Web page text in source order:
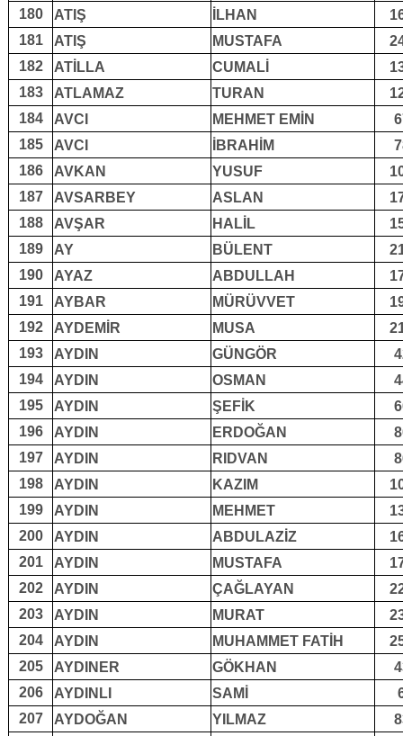
180
ATIŞ İLHAN
181
ATIŞ MUSTAFA
182
ATİLLA CUMALİ
183
ATLAMAZ TURAN
184
AVCI MEHMET EMİN
185
AVCI İBRAHİM
186
AVKAN YUSUF
187
AVSARBEY ASLAN
188
AVŞAR HALİL
189
AY BÜLENT
190
AYAZ ABDULLAH
191
AYBAR MÜRÜVVET
192
AYDEMİR MUSA
193
AYDIN GÜNGÖR
194
AYDIN OSMAN
195
AYDIN ŞEFİK
196
AYDIN ERDOĞAN
197
AYDIN RIDVAN
198
AYDIN KAZIM
199
AYDIN MEHMET
200
AYDIN ABDULAZİZ
201
AYDIN MUSTAFA
202
AYDIN ÇAĞLAYAN
203
AYDIN MURAT
204
AYDIN MUHAMMET FATİH
205
AYDINER GÖKHAN
206
AYDINLI SAMİ
207
AYDOĞAN YILMAZ